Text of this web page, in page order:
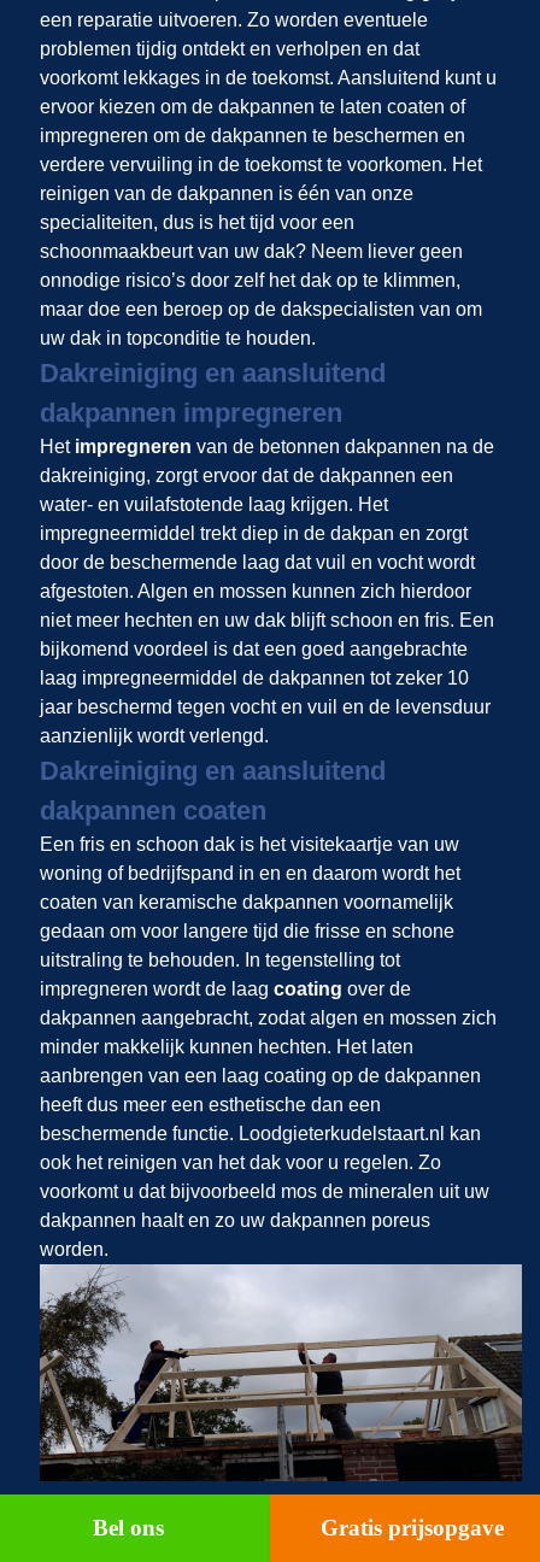
een reparatie uitvoeren. Zo worden eventuele
problemen tijdig ontdekt en verholpen en dat
voorkomt lekkages in de toekomst. Aansluitend kunt u
ervoor kiezen om de dakpannen te laten coaten of
impregneren om de dakpannen te beschermen en
verdere vervuiling in de toekomst te voorkomen. Het
reinigen van de dakpannen is één van onze
specialiteiten, dus is het tijd voor een
schoonmaakbeurt van uw dak? Neem liever geen
onnodige risico’s door zelf het dak op te klimmen,
maar doe een beroep op de dakspecialisten van om
uw dak in topconditie te houden.
Dakreiniging en aansluitend
dakpannen impregneren
Het impregneren van de betonnen dakpannen na de
dakreiniging, zorgt ervoor dat de dakpannen een
water- en vuilafstotende laag krijgen. Het
impregneermiddel trekt diep in de dakpan en zorgt
door de beschermende laag dat vuil en vocht wordt
afgestoten. Algen en mossen kunnen zich hierdoor
niet meer hechten en uw dak blijft schoon en fris. Een
bijkomend voordeel is dat een goed aangebrachte
laag impregneermiddel de dakpannen tot zeker 10
jaar beschermd tegen vocht en vuil en de levensduur
aanzienlijk wordt verlengd.
Dakreiniging en aansluitend
dakpannen coaten
Een fris en schoon dak is het visitekaartje van uw
woning of bedrijfspand in en en daarom wordt het
coaten van keramische dakpannen voornamelijk
gedaan om voor langere tijd die frisse en schone
uitstraling te behouden. In tegenstelling tot
impregneren wordt de laag coating over de
dakpannen aangebracht, zodat algen en mossen zich
minder makkelijk kunnen hechten. Het laten
aanbrengen van een laag coating op de dakpannen
heeft dus meer een esthetische dan een
beschermende functie. Loodgieterkudelstaart.nl kan
ook het reinigen van het dak voor u regelen. Zo
voorkomt u dat bijvoorbeeld mos de mineralen uit uw
dakpannen haalt en zo uw dakpannen poreus
worden.
Bel ons Gratis prijsopgave